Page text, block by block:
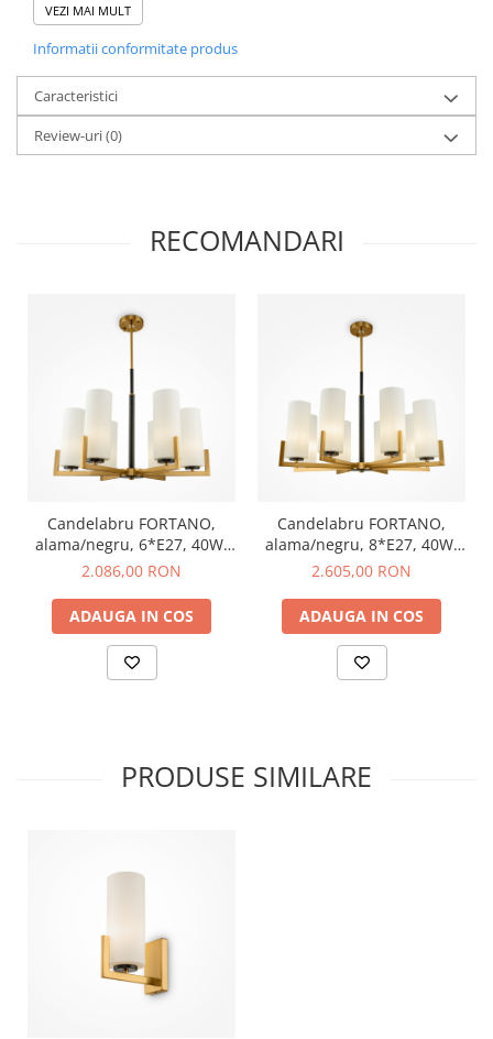
Despre MAYTONI
Hamburg, Germania. Produsele companiei pot fi descrise ca o
combinatie perfecta intre stil, design unic, proportii ideale si
calitate ridicata.
VEZI MAI MULT
Informatii conformitate produs
Caracteristici
Review-uri(0)
RECOMANDARI
Candelabru FORTANO,
alama/negru, 6*E27, 40W,
diametru 67 cm - MAYTONI
2.086,00 RON
ADAUGA IN COS
Candelabru FORTANO,
alama/negru, 8*E27, 40W,
diametru 76 cm - MAYTONI
2.605,00 RON
ADAUGA IN COS
PRODUSE SIMILARE